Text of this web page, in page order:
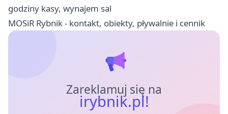
godziny kasy, wynajem sal
MOSiR Rybnik - kontakt, obiekty, pływalnie i cennik
Zareklamuj się na
irybnik.pl!